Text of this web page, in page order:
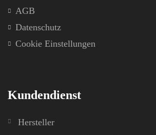
AGB
Datenschutz
Cookie Einstellungen
Kundendienst
Hersteller